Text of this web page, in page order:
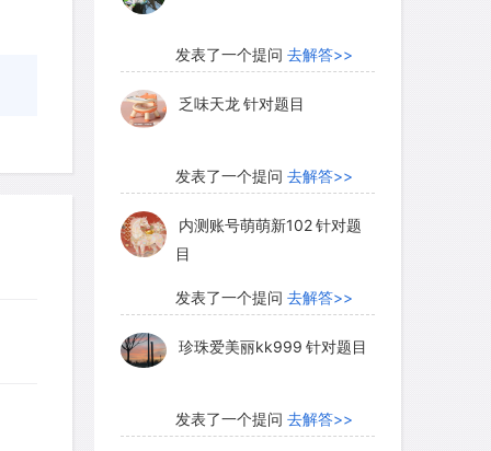
发表了一个提问 去解答>>
乏味天龙 针对题目
发表了一个提问 去解答>>
内测账号萌萌新102针对题
目
发表了一个提问 去解答>>
珍珠爱美丽kk999 针对题目
发表了一个提问 去解答>>